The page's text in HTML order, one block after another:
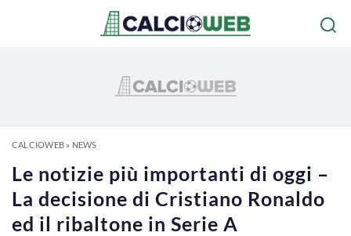
CALCIOWEB» NEWS
Le notizie più importanti di oggi –
La decisione di Cristiano Ronaldo
ed il ribaltone in Serie A